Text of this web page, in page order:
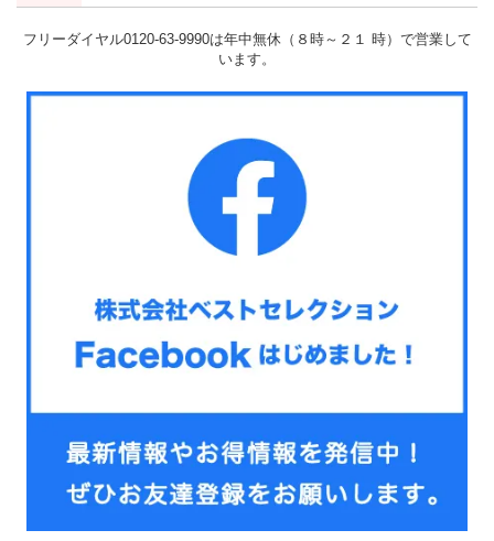
フリーダイヤル0120-63-9990は年中無休（８時～２１ 時）で営業して
います。